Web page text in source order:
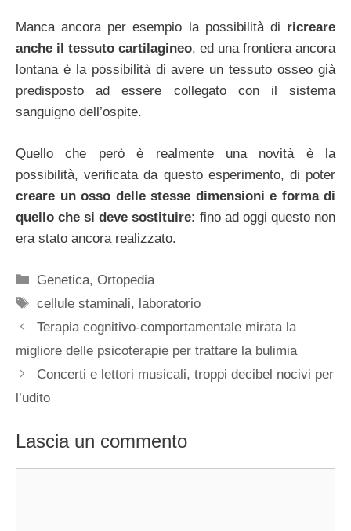
Manca ancora per esempio la possibilità di ricreare
anche il tessuto cartilagineo, ed una frontiera ancora
lontana è la possibilità di avere un tessuto osseo già
predisposto ad essere collegato con il sistema
sanguigno dell’ospite.
Quello che però è realmente una novità è la
possibilità, verificata da questo esperimento, di poter
creare un osso delle stesse dimensioni e forma di
quello che si deve sostituire: fino ad oggi questo non
era stato ancora realizzato.
Categorie
Genetica,Ortopedia
Tag
cellule staminali, laboratorio
Terapia cognitivo-comportamentale mirata la
migliore delle psicoterapie per trattare la bulimia
Concerti e lettori musicali, troppi decibel nocivi per
l’udito
Lascia un commento